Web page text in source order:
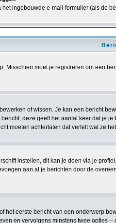
ingebouwde e-mail-formulier (als de
Misschien moet je registreren om een
of wissen. Je kan een bericht
deze geeft het aantal keer dat je
moeten achterlaten dat vertelt wat ze
instellen, dit kan je doen via je
aan al je berichten door de
eerste bericht van een onderwerp
en vervolgens minstens twee opties